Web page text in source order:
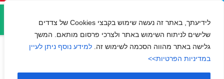
לידיעתך, באתר זה נעשה שימוש בקבצי Cookies של צדדים
שלישים לניתוח השימוש באתר ולצרכי פרסום מותאם. המשך
גלישה באתר מהווה הסכמה לשימוש זה. למידע נוסף ניתן לעיין
במדיניות הפרטיות>>